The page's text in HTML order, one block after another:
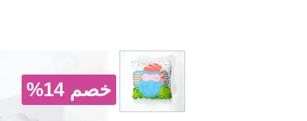
خصم 14%